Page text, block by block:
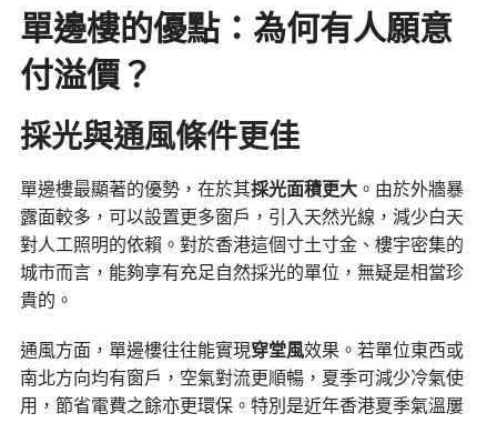
單邊樓的優點：為何有人願意
付溢價？
採光與通風條件更佳
單邊樓最顯著的優勢，在於其採光面積更大。由於外牆暴
露面較多，可以設置更多窗戶，引入天然光線，減少白天
對人工照明的依賴。對於香港這個寸土寸金、樓宇密集的
城市而言，能夠享有充足自然採光的單位，無疑是相當珍
貴的。
通風方面，單邊樓往往能實現穿堂風效果。若單位東西或
南北方向均有窗戶，空氣對流更順暢，夏季可減少冷氣使
用，節省電費之餘亦更環保。特別是近年香港夏季氣溫屢